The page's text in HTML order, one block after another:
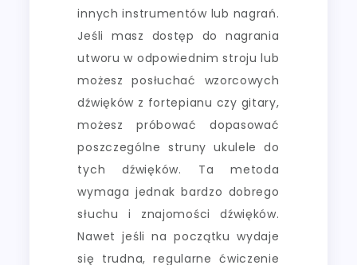
innych instrumentów lub nagrań.
Jeśli masz dostęp do nagrania
utworu w odpowiednim stroju lub
możesz posłuchać wzorcowych
dźwięków z fortepianu czy gitary,
możesz próbować dopasować
poszczególne struny ukulele do
tych dźwięków. Ta metoda
wymaga jednak bardzo dobrego
słuchu i znajomości dźwięków.
Nawet jeśli na początku wydaje
się trudna, regularne ćwiczenie